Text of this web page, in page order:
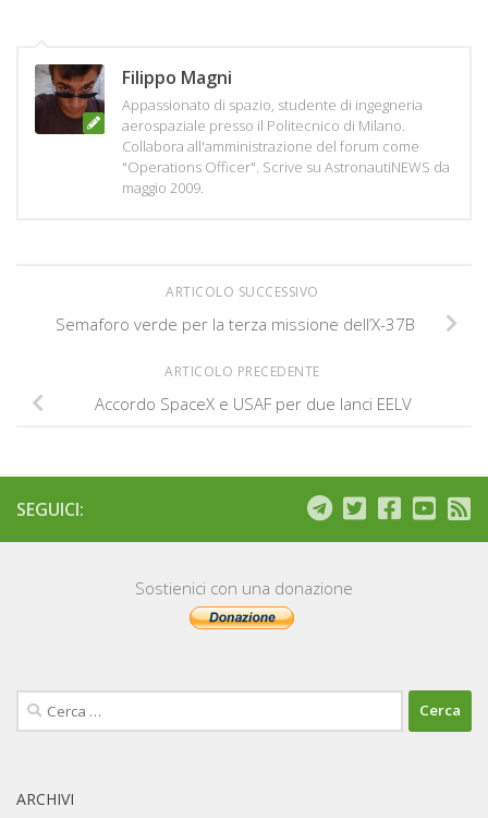
Filippo Magni
Appassionato di spazio, studente di ingegneria
aerospaziale presso il Politecnico di Milano.
Collabora all'amministrazione del forum come
"Operations Officer". Scrive su AstronautiNEWS da
maggio 2009.
ARTICOLO SUCCESSIVO
Semaforo verde per la terza missione dell’X-37B
ARTICOLO PRECEDENTE
Accordo SpaceX e USAF per due lanci EELV
SEGUICI:
Sostienici con una donazione
Ricerca
per:
ARCHIVI